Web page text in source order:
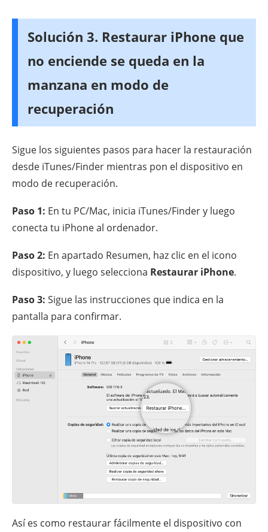
Solución 3. Restaurar iPhone que
no enciende se queda en la
manzana en modo de
recuperación
Sigue los siguientes pasos para hacer la restauración
desde iTunes/Finder mientras pon el dispositivo en
modo de recuperación.
Paso 1: En tu PC/Mac, inicia iTunes/Finder y luego
conecta tu iPhone al ordenador.
Paso 2: En apartado Resumen, haz clic en el icono
dispositivo, y luego selecciona Restaurar iPhone.
Paso 3: Sigue las instrucciones que indica en la
pantalla para confirmar.
Así es como restaurar fácilmente el dispositivo con